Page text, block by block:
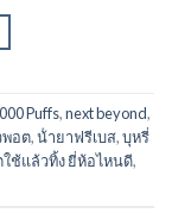
Puffs,next beyond,
พอต,น้ํายาฟรีเบส,บุหรี่
ช้แล้วทิ้ง ยี่ห้อไหนดี,